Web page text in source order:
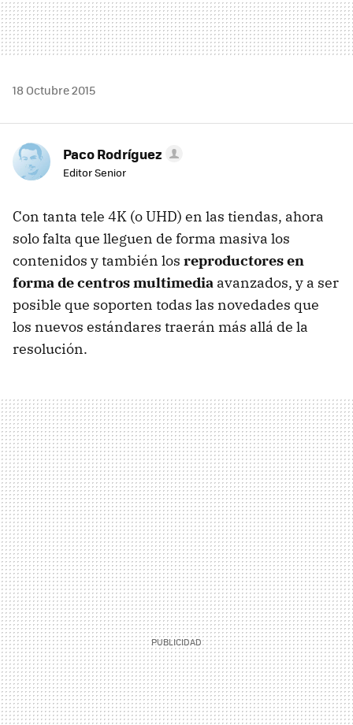
18 Octubre 2015
Paco Rodríguez
Editor Senior
Con tanta tele 4K (o UHD) en las tiendas, ahora
solo falta que lleguen de forma masiva los
contenidos y también los reproductores en
forma de centros multimedia avanzados, y a ser
posible que soporten todas las novedades que
los nuevos estándares traerán más allá de la
resolución.